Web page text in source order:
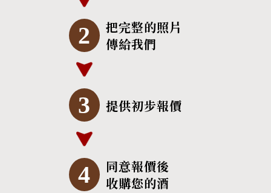
2
把完整的照片
傳給我們
3 提供初步報價
4
同意報價後
收購您的酒